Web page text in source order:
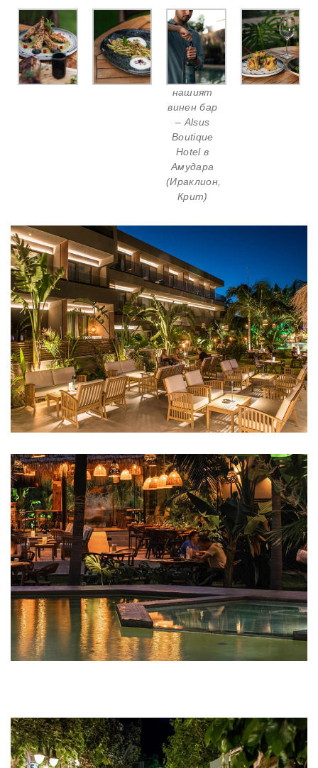
нашият
винен бар
– Alsus
Boutique
Hotel в
Амудара
(Ираклион,
Крит)